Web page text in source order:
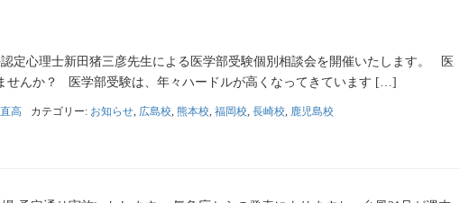
定心理士新田猪三彦先生による医学部受験個別相談会を開催いたします。 医
せんか？ 医学部受験は、年々ハードルが高くなってきています […]
高 カテゴリー: お知らせ, 広島校, 熊本校, 福岡校, 長崎校, 鹿児島校